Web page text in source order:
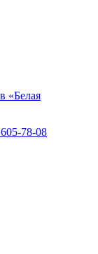
«Белая
78-08